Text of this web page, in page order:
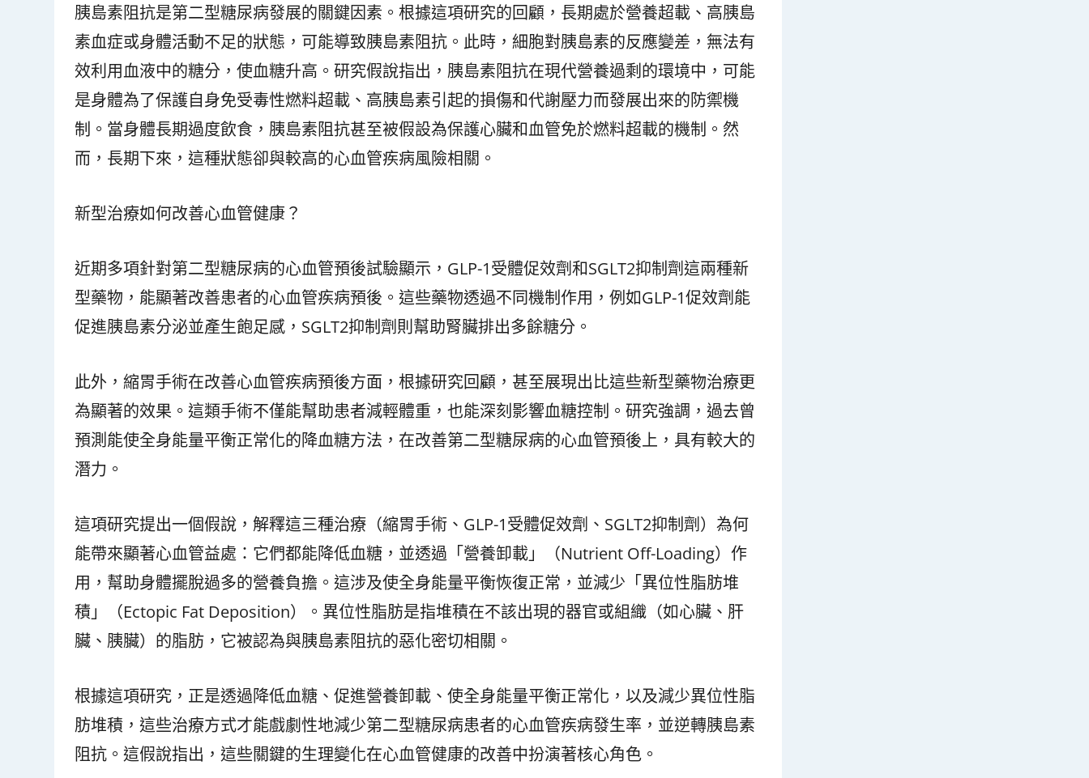
胰島素阻抗是第二型糖尿病發展的關鍵因素。根據這項研究的回顧，長期處於營養超載、高胰島
素血症或身體活動不足的狀態，可能導致胰島素阻抗。此時，細胞對胰島素的反應變差，無法有
效利用血液中的糖分，使血糖升高。研究假說指出，胰島素阻抗在現代營養過剩的環境中，可能
是身體為了保護自身免受毒性燃料超載、高胰島素引起的損傷和代謝壓力而發展出來的防禦機
制。當身體長期過度飲食，胰島素阻抗甚至被假設為保護心臟和血管免於燃料超載的機制。然
而，長期下來，這種狀態卻與較高的心血管疾病風險相關。
新型治療如何改善心血管健康？
近期多項針對第二型糖尿病的心血管預後試驗顯示，GLP-1受體促效劑和SGLT2抑制劑這兩種新
型藥物，能顯著改善患者的心血管疾病預後。這些藥物透過不同機制作用，例如GLP-1促效劑能
促進胰島素分泌並產生飽足感，SGLT2抑制劑則幫助腎臟排出多餘糖分。
此外，縮胃手術在改善心血管疾病預後方面，根據研究回顧，甚至展現出比這些新型藥物治療更
為顯著的效果。這類手術不僅能幫助患者減輕體重，也能深刻影響血糖控制。研究強調，過去曾
預測能使全身能量平衡正常化的降血糖方法，在改善第二型糖尿病的心血管預後上，具有較大的
潛力。
這項研究提出一個假說，解釋這三種治療（縮胃手術、GLP-1受體促效劑、SGLT2抑制劑）為何
能帶來顯著心血管益處：它們都能降低血糖，並透過「營養卸載」（Nutrient Off-Loading）作
用，幫助身體擺脫過多的營養負擔。這涉及使全身能量平衡恢復正常，並減少「異位性脂肪堆
積」（Ectopic Fat Deposition）。異位性脂肪是指堆積在不該出現的器官或組織（如心臟、肝
臟、胰臟）的脂肪，它被認為與胰島素阻抗的惡化密切相關。
根據這項研究，正是透過降低血糖、促進營養卸載、使全身能量平衡正常化，以及減少異位性脂
肪堆積，這些治療方式才能戲劇性地減少第二型糖尿病患者的心血管疾病發生率，並逆轉胰島素
阻抗。這假說指出，這些關鍵的生理變化在心血管健康的改善中扮演著核心角色。